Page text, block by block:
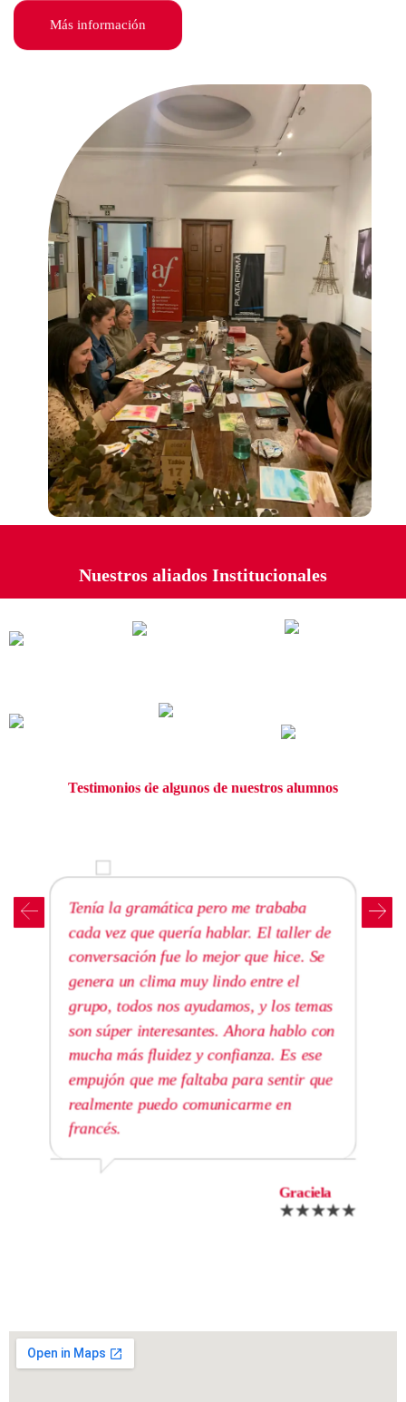
Más información
Nuestros aliados Institucionales
Testimonios de algunos de nuestros alumnos
Tenía la gramática pero me trababa
cada vez que quería hablar. El taller de
conversación fue lo mejor que hice. Se
genera un clima muy lindo entre el
grupo, todos nos ayudamos, y los temas
son súper interesantes. Ahora hablo con
mucha más fluidez y confianza. Es ese
empujón que me faltaba para sentir que
realmente puedo comunicarme en
francés.
Graciela